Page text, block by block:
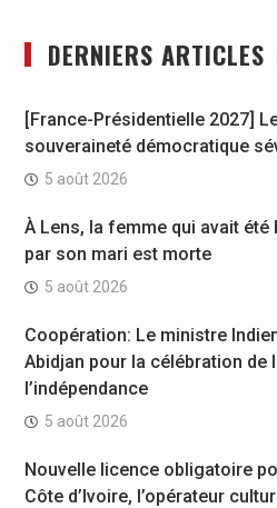
DERNIERS ARTICLES
[France-Présidentielle 2027]
souveraineté démocratique
5 août 2026
À Lens, la femme qui avait été
par son mari est morte
5 août 2026
Coopération: Le ministre
Abidjan pour la célébration de
l’indépendance
5 août 2026
Nouvelle licence obligatoire
Côte d’Ivoire, l’opérateur